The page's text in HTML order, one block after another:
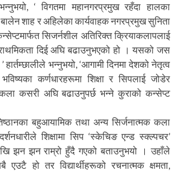
‘ विगतमा महानगरप्रमुख रहँदा हालका
बालेन शाह र अहिलेका कार्यवाहक नगरप्रमुख सुनिता
सिजर्नशील अतिरिक्त क्रियाकलापलाई
दिई अघि बढाउनुभएको हो । यसको जस
भन्नुभयो, ‘आगामी दिनमा देशको नेतृत्व
कर्णधारहरूमा शिक्षा र सिपलाई जोडेर
कसरी अघि बढाउनुपर्छ भन्ने कुराको कन्सेप्ट
बहुआयामिक तथा अन्य सिर्जनात्मक कला
शिक्षामा सिप ‘स्केचिङ एन्ड स्क्ल्पचर’
झन झन राम्रो हुँदै गएको बताउनुभयो । उहाँले
एउटै हो तर विद्यार्थीहरूको रचनात्मक क्षमता,